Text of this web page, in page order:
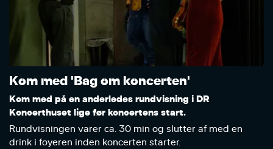
Kom med 'Bag om koncerten'
Kom med på en anderledes rundvisning i DR
Koncerthuset lige før koncertens start.
Rundvisningen varer ca. 30 min og slutter af med en
drink i foyeren inden koncerten starter.